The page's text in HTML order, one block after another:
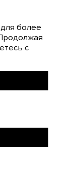
более
с